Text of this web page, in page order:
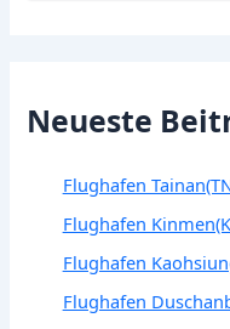
Neueste
Flughafen
Flughafen
Flughafen
Flughafen